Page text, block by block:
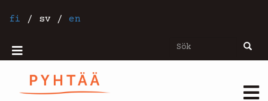
tillfi / sv / en
Sök Sök
Mobiilivalikko